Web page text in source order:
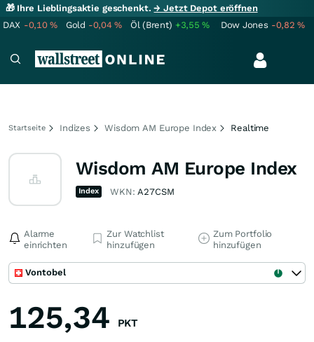
🎁 Ihre Lieblingsaktie geschenkt.→ Jetzt Depot eröffnen
DAX -0,10% Gold -0,04% Öl (Brent) +3,55% Dow Jones -0,82%
Startseite Indizes Wisdom AM Europe Index Realtime
Wisdom AM Europe Index
Index WKN:A27CSM
Alarme
einrichten
Zur Watchlist
hinzufügen
Zum Portfolio
hinzufügen
Vontobel
125,34 PKT